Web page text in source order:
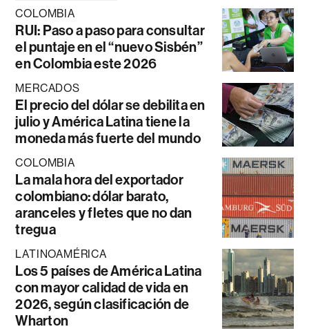
COLOMBIA
RUI: Paso a paso para consultar
el puntaje en el “nuevo Sisbén”
en Colombia este 2026
MERCADOS
El precio del dólar se debilita en
julio y América Latina tiene la
moneda más fuerte del mundo
COLOMBIA
La mala hora del exportador
colombiano: dólar barato,
aranceles y fletes que no dan
tregua
LATINOAMÉRICA
Los 5 países de América Latina
con mayor calidad de vida en
2026, según clasificación de
Wharton